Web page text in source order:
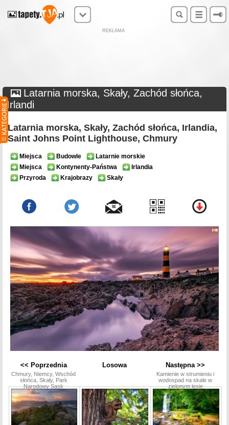
REKLAMA
Latarnia morska, Skały, Zachód słońca,
Irlandi
Latarnia morska, Skały, Zachód słońca, Irlandia,
Saint Johns Point Lighthouse, Chmury
Miejsca Budowle
Latarnie morskie
Miejsca
Kontynenty-Państwa
Irlandia
Przyroda
Krajobrazy Skały
<< Poprzednia
Chmury, Niemcy, Wschód
słońca, Skały, Park
Narodowy Sask
Losowa Następna >>
Kamienie w strumieniu i
wodospad na skale w
zielonym lesie